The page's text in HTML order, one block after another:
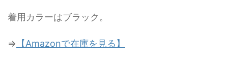
着用カラーはブラック。
⇒ 【Amazonで在庫を見る】